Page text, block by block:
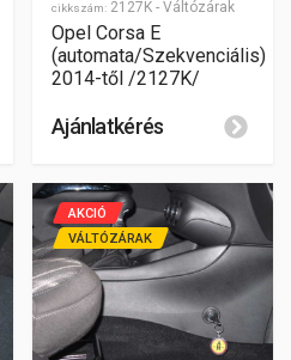
cikkszám: 2127K - Váltózárak
Opel Corsa E
(automata/Szekvenciális)
2014-től /2127K/
Ajánlatkérés
AKCIÓ
VÁLTÓZÁRAK